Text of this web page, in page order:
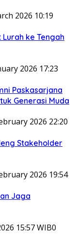
2026 10:19
ke Tengah
2026 17:23
Paskasarjana
Generasi Muda
2026 22:20
Stakeholder
2026 19:54
Jaga
15:57 WIB0